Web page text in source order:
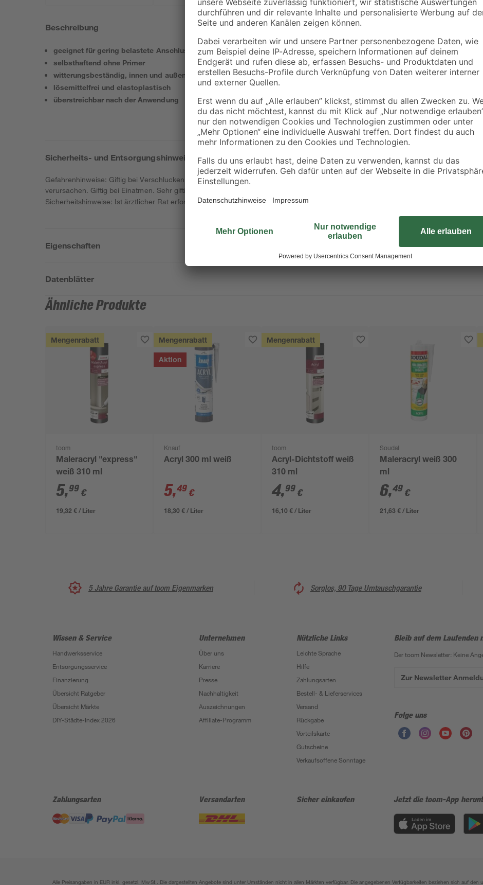
Beschreibung
geeignet für gering belastete Anschlussfugen
selbsthaftend ohne Primer
witterungsbeständig, innen und außen anwendbar
lösemittelfrei und elastoplastisch
überstreichbar nach der Anwendung
Mit dem Metylan Maleracryl 'Wand &
lösemittelfreie Acryl-Dichtstoff eignet
Putz, Holz, Stein u. Ä. und haftet selbst
Besonders gering belastete
Treppen und Sockelleisten können mit
Dabei ist das elastoplastische
Anwendung kannst du es einfach
der Dichtstoff sowohl in Innen- als auch
Sicherheits- und Entsorgungshinweise
Gefahrenhinweise: Giftig bei Verschlucken. Giftig bei Hautkontakt. Verursacht schwere Verätzungen der Haut und schwere
verursachen. Giftig bei Einatmen. Sehr giftig für Wasserorganismen. Sehr giftig für Wasserorganismen mit langfristiger Wirkung.
Sicherheitshinweise: Ist ärztlicher Rat erforderlich, Verpackung oder Kennzeichnungsetikett bereithalten. Darf nicht in die Hände von
Eigenschaften
Datenblätter
Ähnliche Produkte
Mengenrabatt
toom
Maleracryl "express"
weiß 310 ml
5,99 €
19,32 € / Liter
Mengenrabatt
Aktion
Knauf
Acryl 300 ml weiß
5,49 €
18,30 € / Liter
Mengenrabatt
toom
Acryl-Dichtstoff weiß
310 ml
4,99 €
16,10 € / Liter
Soudal
Maleracryl weiß 300
ml
6,49 €
21,63 € / Liter
5 Jahre Garantie auf toom Eigenmarken Sorglos, 90 Tage Umtauschgarantie
Wissen & Service
Handwerksservice
Entsorgungsservice
Finanzierung
Übersicht Ratgeber
Übersicht Märkte
DIY-Städte-Index 2026
Unternehmen
Über uns
Karriere
Presse
Nachhaltigkeit
Auszeichnungen
Affiliate-Programm
Nützliche Links
Leichte Sprache
Hilfe
Zahlungsarten
Bestell- & Lieferservices
Versand
Rückgabe
Vorteilskarte
Gutscheine
Verkaufsoffene Sonntage
Bleib auf dem
Der toom Newsletter: Keine
Zur Newsletter
Folge uns
Zahlungsarten Versandarten Sicher einkaufen Jetzt die toom-App
Alle Preisangaben in EUR inkl. gesetzl. MwSt.. Die dargestellten Angebote sind unter Umständen nicht in allen Märkten verfügbar. Die angegebenen Verfügbarkeiten beziehen sich auf